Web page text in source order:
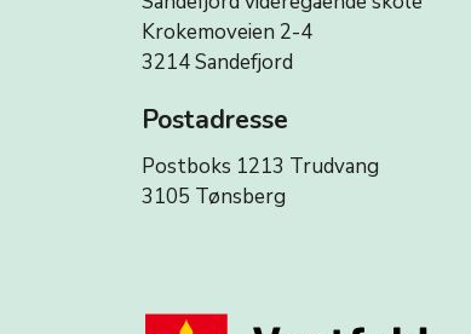
Krokemoveien 2-4
3214 Sandefjord
Postadresse
Postboks 1213 Trudvang
3105 Tønsberg